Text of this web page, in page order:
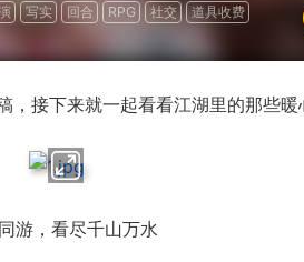
写实 回合 RPG 社交 道具收费
，接下来就一起看看江湖里的那些暖
游，看尽千山万水
大区火
一看吓一跳：